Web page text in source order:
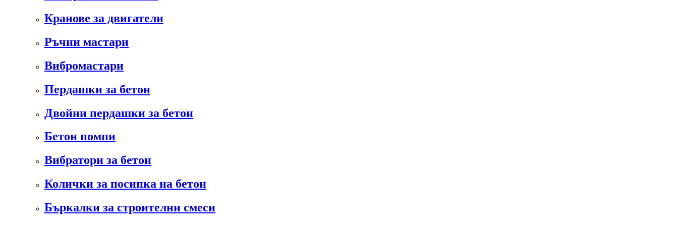
Кранове за двигатели
Ръчни мастари
Вибромастари
Пердашки за бетон
Двойни пердашки за бетон
Бетон помпи
Вибратори за бетон
Колички за посипка на бетон
Бъркалки за строителни смеси